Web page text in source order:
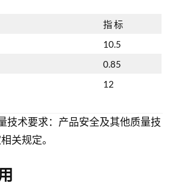
指 标
10.5
0.85
12
技术要求：产品安全及其他质量技
关规定。